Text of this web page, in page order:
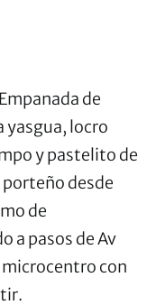
Empanada de
yasgua, locro
y pastelito de
desde
de
a pasos de Av
con